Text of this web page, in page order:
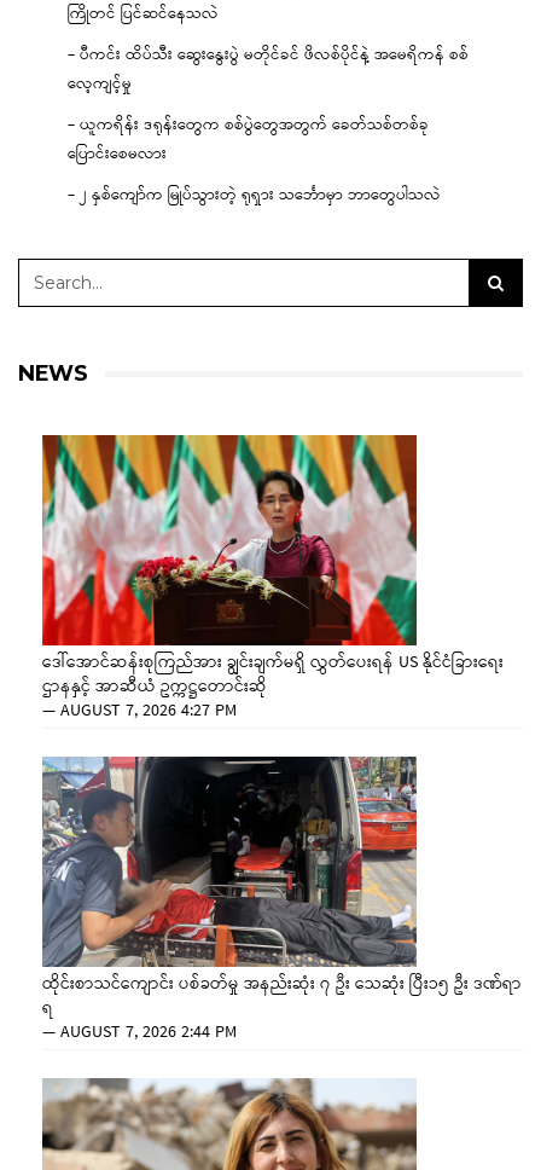
ကြိုတင် ပြင်ဆင်နေသလဲ
– ပီကင်း ထိပ်သီး ဆွေးနွေးပွဲ မတိုင်ခင် ဖိလစ်ပိုင်နဲ့ အမေရိကန် စစ်
လေ့ကျင့်မှု
– ယူကရိန်း ဒရုန်းတွေက စစ်ပွဲတွေအတွက် ခေတ်သစ်တစ်ခု
ပြောင်းစေမလား
– ၂ နှစ်ကျော်က မြုပ်သွားတဲ့ ရုရှား သင်္ဘောမှာ ဘာတွေပါသလဲ
NEWS
ဒေါ်အောင်ဆန်းစုကြည်အား ချွင်းချက်မရှိ လွှတ်ပေးရန် US နိုင်ငံခြားရေး
ဌာနနှင့် အာဆီယံ ဥက္ကဋ္ဌတောင်းဆို
—AUGUST 7, 2026 4:27 PM
ထိုင်းစာသင်ကျောင်း ပစ်ခတ်မှု အနည်းဆုံး ၇ ဦး သေဆုံး ပြီး၁၅ ဦး ဒဏ်ရာ
ရ
—AUGUST 7, 2026 2:44 PM